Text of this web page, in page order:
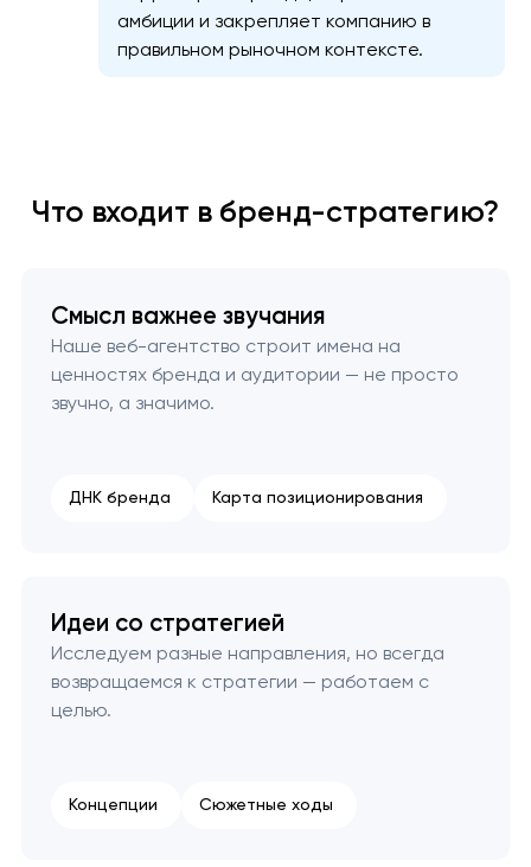
амбиции и закрепляет компанию в
правильном рыночном контексте.
Что входит в бренд-стратегию?
Смысл важнее звучания
Наше веб-агентство строит имена на
ценностях бренда и аудитории — не просто
звучно, а значимо.
ДНК бренда Карта позиционирования
Идеи со стратегией
Исследуем разные направления, но всегда
возвращаемся к стратегии — работаем с
целью.
Концепции Сюжетные ходы